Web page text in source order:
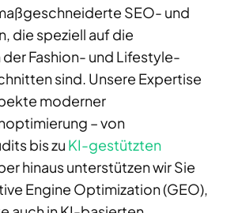
SEO- und
die speziell auf die
Fashion- und Lifestyle-
sind. Unsere Expertise
moderner
– von
bis zu KI-gestützten
hinaus unterstützen wir Sie
Engine Optimization (GEO),